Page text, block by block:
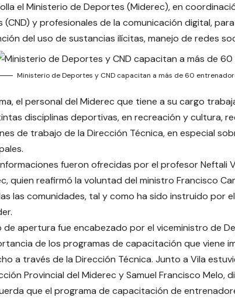
el Ministerio de Deportes (Miderec), en
(CND) y profesionales de la comunicación digital,
del uso de sustancias ilícitas, manejo de redes
Ministerio de Deportes y CND capacitan a más de 60
el personal del Miderec que tiene a su cargo
disciplinas deportivas, en recreación y cultura,
de trabajo de la Dirección Técnica, en especial
fueron ofrecidas por el profesor Neftali
quien reafirmó la voluntad del ministro Francisco
las comunidades, tal y como ha sido instruido por
de apertura fue encabezado por el viceministro de
de los programas de capacitación que viene
a través de la Dirección Técnica. Junto a Vila
Provincial del Miderecy Samuel Francisco Melo,
que el programa de capacitación de